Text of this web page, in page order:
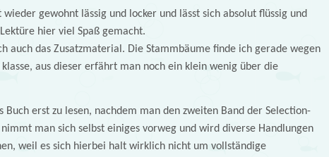
gewohnt lässig und locker und lässt sich absolut flüssig und
hier viel Spaß gemacht.
auch das Zusatzmaterial. Die Stammbäume finde ich gerade wegen
aus dieser erfährt man noch ein klein wenig über die
Buch erst zu lesen, nachdem man den zweiten Band der Selection-
man sich selbst einiges vorweg und wird diverse Handlungen
weil es sich hierbei halt wirklich nicht um vollständige